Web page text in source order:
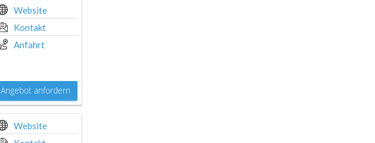
Website
Kontakt
Anfahrt
Angebot anfordern
Website